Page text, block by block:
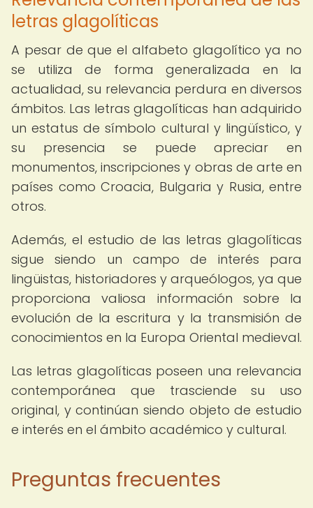
letras glagolíticas
A pesar de que el alfabeto glagolítico ya no
se utiliza de forma generalizada en la
actualidad, su relevancia perdura en diversos
ámbitos. Las letras glagolíticas han adquirido
un estatus de símbolo cultural y lingüístico, y
su presencia se puede apreciar en
monumentos, inscripciones y obras de arte en
países como Croacia, Bulgaria y Rusia, entre
otros.
Además, el estudio de las letras glagolíticas
sigue siendo un campo de interés para
lingüistas, historiadores y arqueólogos, ya que
proporciona valiosa información sobre la
evolución de la escritura y la transmisión de
conocimientos en la Europa Oriental medieval.
Las letras glagolíticas poseen una relevancia
contemporánea que trasciende su uso
original, y continúan siendo objeto de estudio
e interés en el ámbito académico y cultural.
Preguntas frecuentes